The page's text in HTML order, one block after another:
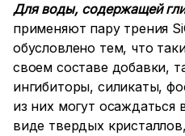
Для воды, содержащей
применяют пару трения
обусловлено тем, что
своем составе добавки,
ингибиторы, силикаты,
из них могут осаждаться
виде твердых